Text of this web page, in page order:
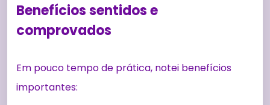
Benefícios sentidos e
comprovados
Em pouco tempo de prática, notei benefícios
importantes: